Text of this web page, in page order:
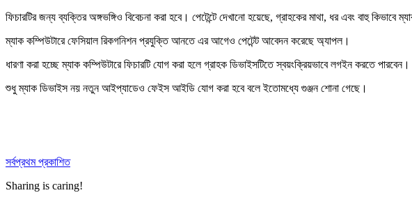
ফিচারটির জন্য ব্যক্তির অঙ্গভঙ্গিও বিবেচনা করা হবে। পেটেন্টে দেখানো হয়েছে, গ্রাহকের মাথা, ধর এবং বাহু কিভাবে
ম্যাক কম্পিউটারে ফেসিয়াল রিকগনিশন প্রযুক্তি আনতে এর আগেও পেটেন্ট আবেদন করেছে অ্যাপল।
ধারণা করা হচ্ছে ম্যাক কম্পিউটারে ফিচারটি যোগ করা হলে গ্রাহক ডিভাইসটিতে স্বয়ংক্রিয়ভাবে লগইন করতে
শুধু ম্যাক ডিভাইস নয় নতুন আইপ্যাডেও ফেইস আইডি যোগ করা হবে বলে ইতোমধ্যে গুঞ্জন শোনা গেছে।
সর্বপ্রথম প্রকাশিত
Sharing is caring!